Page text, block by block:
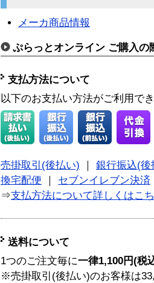
メーカ商品情報
ぷらっとオンライン ご購入の
支払方法について
以下のお支払い方法がご利用で
売掛取引(後払い)
銀行振込(後
換宅配便
セブンイレブン決済
⇒支払方法について詳しくはこ
送料について
1つのご注文毎に一律1,100円(税
※売掛取引(後払い)のお客様は